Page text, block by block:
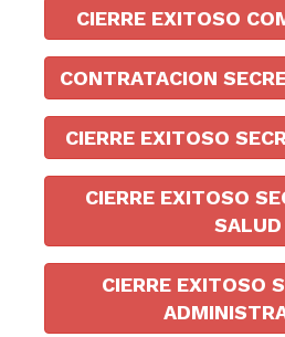
CIERRE EXITOSO
CONTRATACION
CIERRE EXITOSO
CIERRE EXITOSO
SALUD
CIERRE EXITOSO